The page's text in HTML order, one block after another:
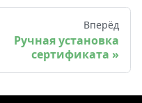
Вперёд
Ручная установка
сертификата